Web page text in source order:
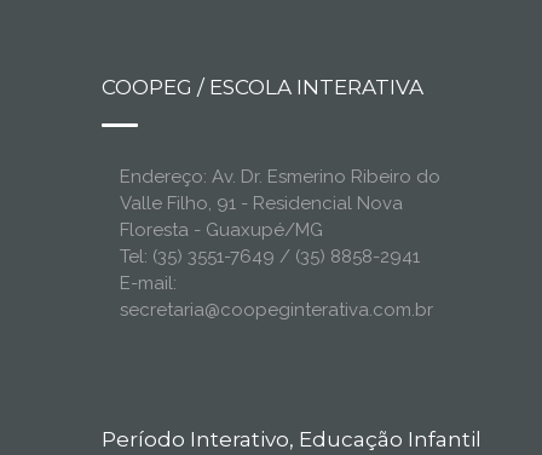
COOPEG / ESCOLA INTERATIVA
Endereço: Av. Dr. Esmerino Ribeiro do
Valle Filho, 91 - Residencial Nova
Floresta - Guaxupé/MG
Tel: (35) 3551-7649 / (35) 8858-2941
E-mail:
secretaria@coopeginterativa.com.br
Período Interativo, Educação Infantil